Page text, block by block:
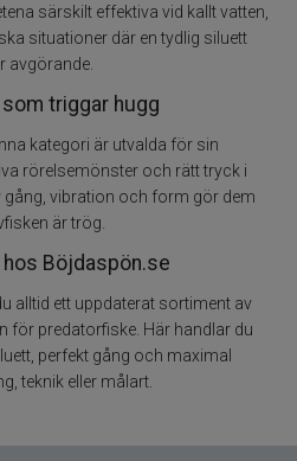
särskilt effektiva vid kallt vatten,
situationer där en tydlig siluett
avgörande.
triggar hugg
kategori är utvalda för sin
rörelsemönster och rätt tryck i
vibration och form gör dem
är trög.
Böjdaspön.se
alltid ett uppdaterat sortiment av
för predatorfiske. Här handlar du
perfekt gång och maximal
teknik eller målart.